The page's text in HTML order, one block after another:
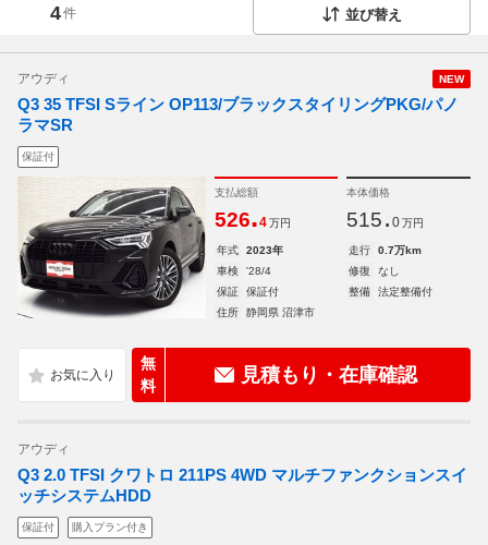
4件 並び替え
NEW
アウディ
Q3 35 TFSI Sライン OP113/ブラックスタイリングPKG/パノ
ラマSR
保証付
支払総額
526.4 万円
本体価格
515. 0 万円
年式 2023年 走行
0.7万km
車検
'28/4 修復
なし
保証
保証付 整備
法定整備付
住所
静岡県 沼津市
無
料
見積もり・在庫確認
アウディ
Q3 2.0 TFSI クワトロ 211PS 4WD マルチファンクションスイ
ッチシステムHDD
保証付 購入プラン付き